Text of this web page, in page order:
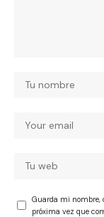
Guarda mi nombre,
próxima vez que